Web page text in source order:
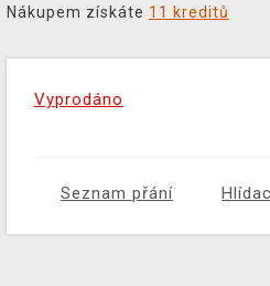
Nákupem získáte 11 kreditů
Vyprodáno
Seznam přání